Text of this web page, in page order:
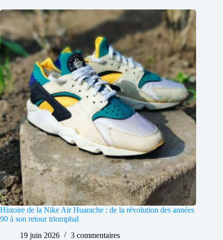
Histoire de la Nike Air Huarache : de la révolution des années
90 à son retour triomphal
19 juin 2026
3 commentaires